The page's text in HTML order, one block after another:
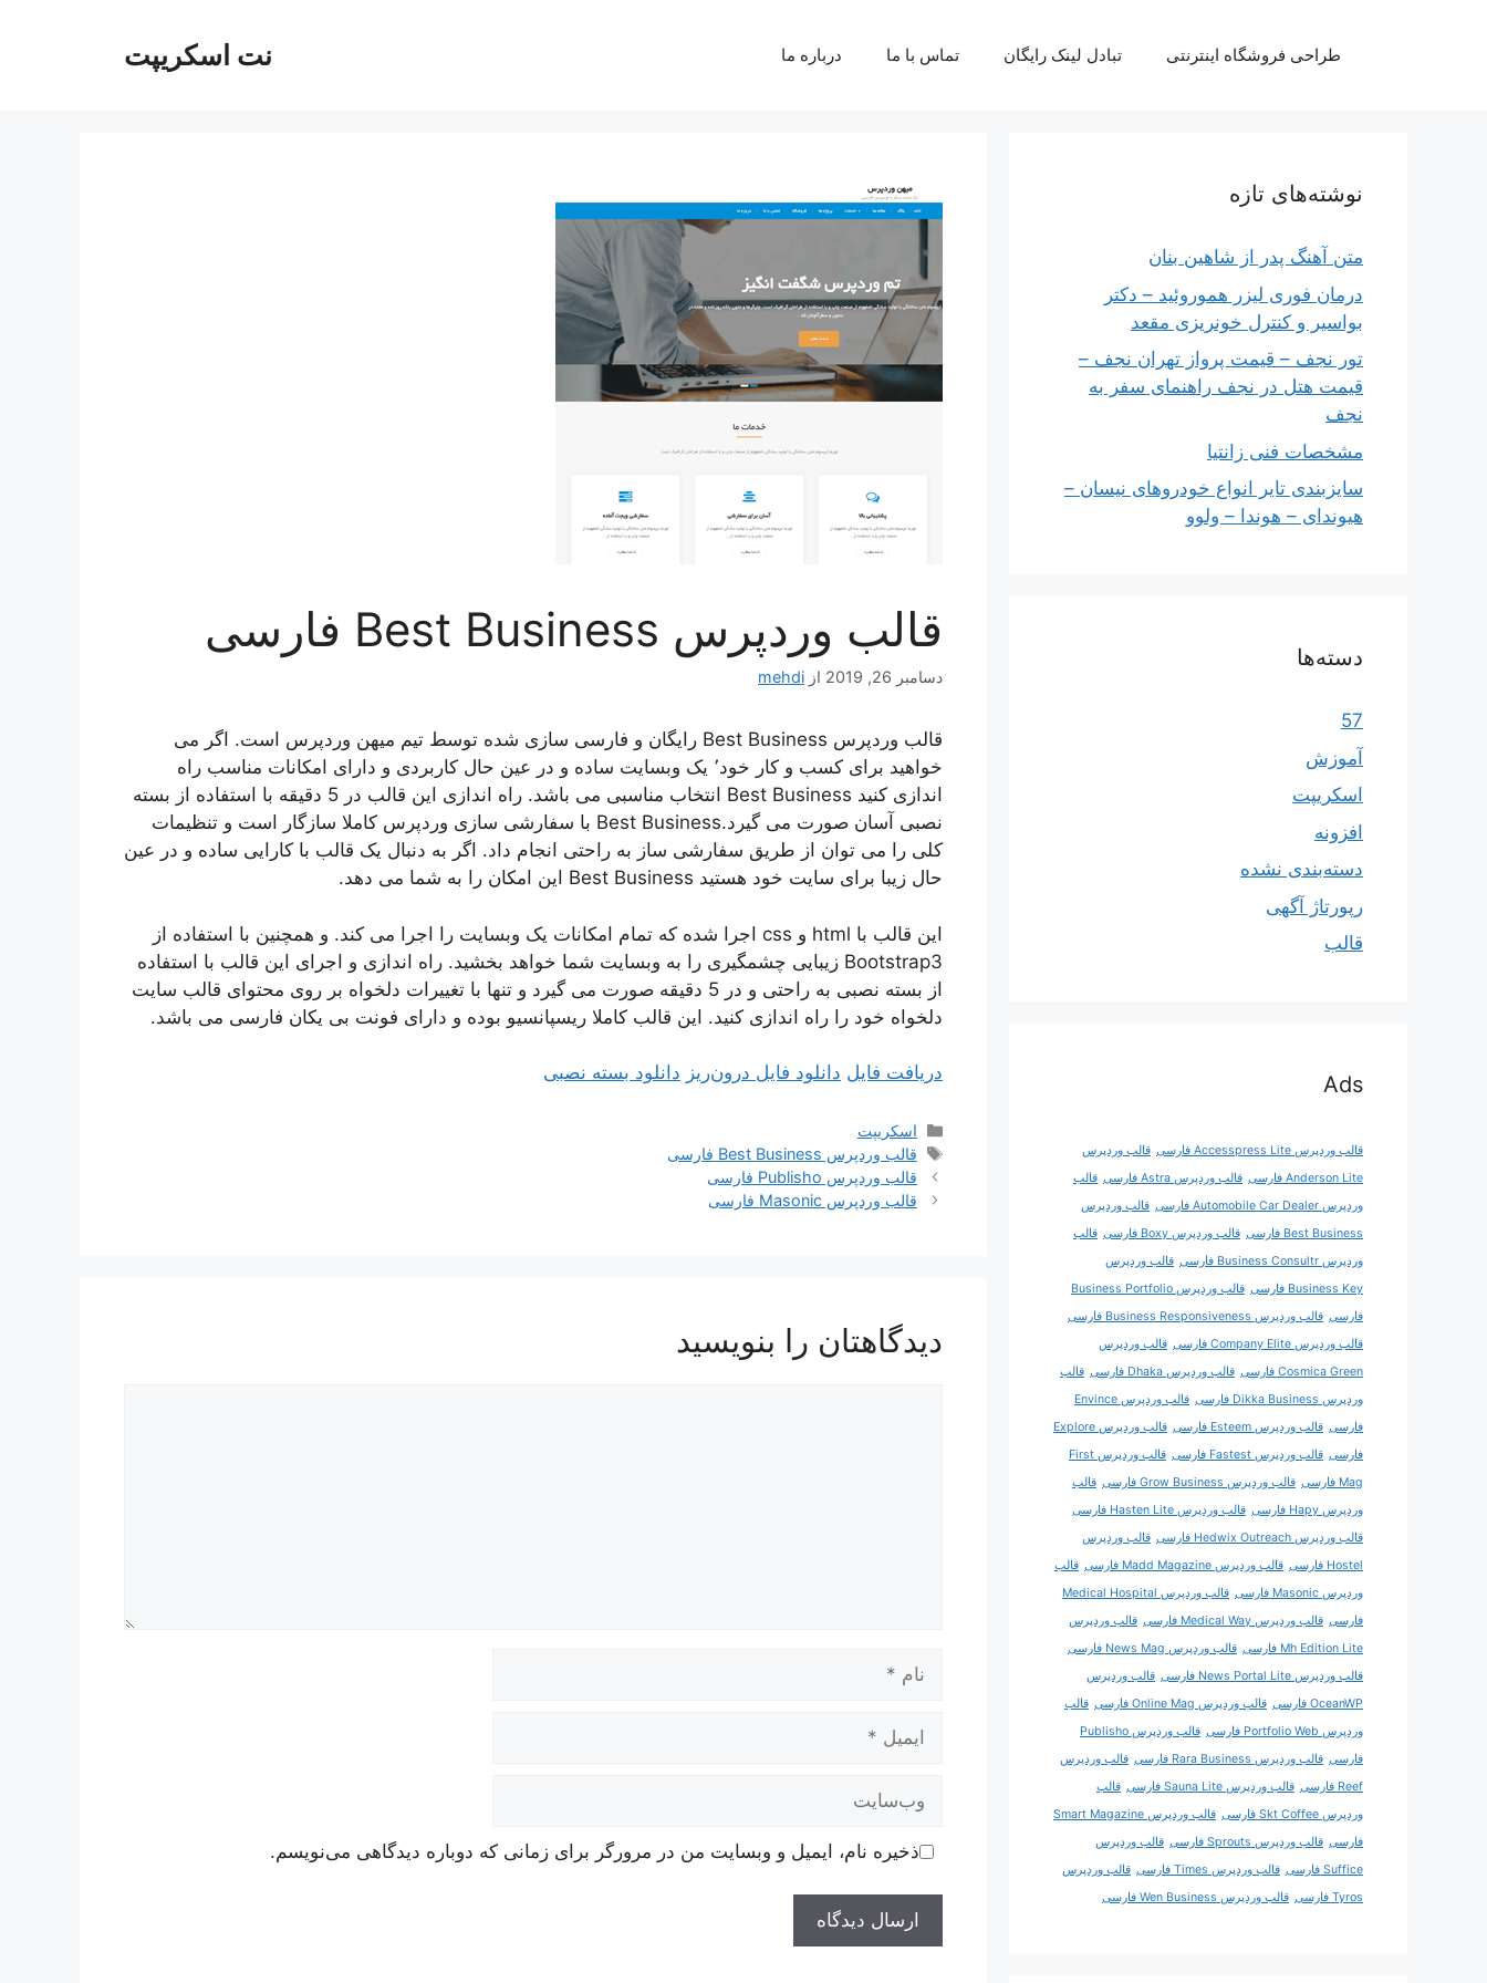
نت اسکریپت طراحی فروشگاه اینترنتی تبادل لینک رایگان تماس با ما درباره ما
قالب وردپرس Best Business فارسی
دسامبر 26, 2019 از mehdi
قالب وردپرس Best Business رایگان و فارسی سازی شده توسط تیم میهن وردپرس است. اگر می
خواهید برای کسب و کار خود٬ یک وبسایت ساده و در عین حال کاربردی و دارای امکانات مناسب راه
اندازی کنید Best Business انتخاب مناسبی می باشد. راه اندازی این قالب در 5 دقیقه با استفاده از بسته
نصبی آسان صورت می گیرد.Best Business با سفارشی سازی وردپرس کاملا سازگار است و تنظیمات
کلی را می توان از طریق سفارشی ساز به راحتی انجام داد. اگر به دنبال یک قالب با کارایی ساده و در عین
حال زیبا برای سایت خود هستید Best Business این امکان را به شما می دهد.
این قالب با html و css اجرا شده که تمام امکانات یک وبسایت را اجرا می کند. و همچنین با استفاده از
Bootstrap3 زیبایی چشمگیری را به وبسایت شما خواهد بخشید. راه اندازی و اجرای این قالب با استفاده
از بسته نصبی به راحتی و در 5 دقیقه صورت می گیرد و تنها با تغییرات دلخواه بر روی محتوای قالب سایت
دلخواه خود را راه اندازی کنید. این قالب کاملا ریسپانسیو بوده و دارای فونت بی یکان فارسی می باشد.
دریافت فایل دانلود فایل درون‌ریز دانلود بسته نصبی
دسته‌ها
اسکریپت
برچسب‌ها
قالب وردپرس Best Business فارسی
قالب وردپرس Publisho فارسی
قالب وردپرس Masonic فارسی
دیدگاهتان را بنویسید
ایمیل
وب‌سایت
ذخیره نام، ایمیل و وبسایت من در مرورگر برای زمانی که دوباره دیدگاهی می‌نویسم.
نوشته‌های تازه
متن آهنگ پدر از شاهین بنان
درمان فوری لیزر هموروئید – دکتر
بواسیر و کنترل خونریزی مقعد
تور نجف – قیمت پرواز تهران نجف –
قیمت هتل در نجف راهنمای سفر به
نجف
مشخصات فنی زانتیا
سایزبندی تایر انواع خودروهای نیسان –
هیوندای – هوندا – ولوو
دسته‌ها
57
آموزش
اسکریپت
افزونه
دسته‌بندی نشده
رپورتاژ آگهی
قالب
Ads
قالب وردپرس Accesspress Lite فارسی
قالب وردپرس
Anderson Lite فارسی
قالب وردپرس Astra فارسی
قالب
وردپرس Automobile Car Dealer فارسی
قالب وردپرس
Best Business فارسی
قالب وردپرس Boxy فارسی
قالب
وردپرس Business Consultr فارسی
قالب وردپرس
Business Key فارسی
قالب وردپرس Business Portfolio
فارسی قالب وردپرس Business Responsiveness فارسی
قالب وردپرس Company Elite فارسی
قالب وردپرس
Cosmica Green فارسی
قالب وردپرس Dhaka فارسی
قالب
وردپرس Dikka Business فارسی
قالب وردپرس Envince
فارسی قالب وردپرس Esteem فارسی
قالب وردپرس Explore
فارسی قالب وردپرس Fastest فارسی
قالب وردپرس First
Mag فارسی
قالب وردپرس Grow Business فارسی
قالب
وردپرس Hapy فارسی
قالب وردپرس Hasten Lite فارسی
قالب وردپرس Hedwix Outreach فارسی
قالب وردپرس
Hostel فارسی
قالب وردپرس Madd Magazine فارسی
قالب
وردپرس Masonic فارسی
قالب وردپرس Medical Hospital
فارسی قالب وردپرس Medical Way فارسی
قالب وردپرس
Mh Edition Lite فارسی
قالب وردپرس News Mag فارسی
قالب وردپرس News Portal Lite فارسی
قالب وردپرس
OceanWP فارسی
قالب وردپرس Online Mag فارسی
قالب
وردپرس Portfolio Web فارسی
قالب وردپرس Publisho
فارسی قالب وردپرس Rara Business فارسی
قالب وردپرس
Reef فارسی
قالب وردپرس Sauna Lite فارسی
قالب
وردپرس Skt Coffee فارسی
قالب وردپرس Smart Magazine
فارسی قالب وردپرس Sprouts فارسی
قالب وردپرس
Suffice فارسی
قالب وردپرس Times فارسی
قالب وردپرس
Tyros فارسی
قالب وردپرس Wen Business فارسی